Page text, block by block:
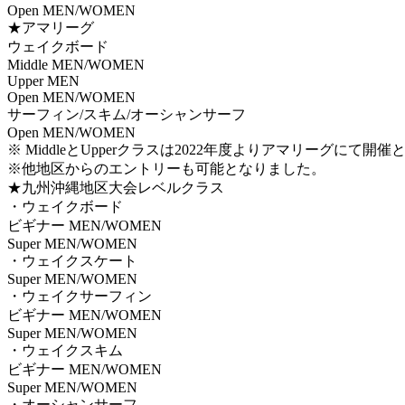
Open MEN/WOMEN
★アマリーグ
ウェイクボード
Middle MEN/WOMEN
Upper MEN
Open MEN/WOMEN
サーフィン/スキム/オーシャンサーフ
Open MEN/WOMEN
※ MiddleとUpperクラスは2022年度よりアマリーグにて開催と
※他地区からのエントリーも可能となりました。
★九州沖縄地区大会レベルクラス
・ウェイクボード
ビギナー MEN/WOMEN
Super MEN/WOMEN
・ウェイクスケート
Super MEN/WOMEN
・ウェイクサーフィン
ビギナー MEN/WOMEN
Super MEN/WOMEN
・ウェイクスキム
ビギナー MEN/WOMEN
Super MEN/WOMEN